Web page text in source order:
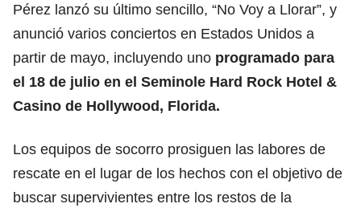
Pérez lanzó su último sencillo, “No Voy a Llorar”, y
anunció varios conciertos en Estados Unidos a
partir de mayo, incluyendo uno programado para
el 18 de julio en el Seminole Hard Rock Hotel &
Casino de Hollywood, Florida.
Los equipos de socorro prosiguen las labores de
rescate en el lugar de los hechos con el objetivo de
buscar supervivientes entre los restos de la